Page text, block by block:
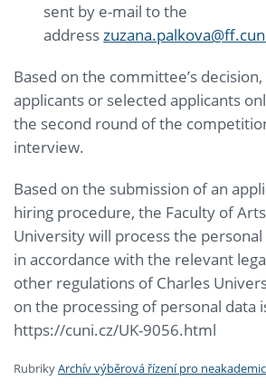
sent by e-mail to the
address
Based on the committee’s
applicants or selected applicants
the second round of the
interview.
Based on the submission of an
hiring procedure, the Faculty of
University will process the
in accordance with the relevant
other regulations of Charles
on the processing of personal data
https://cuni.cz/UK-9056.html
RubrikyArchív výběrová řízení pro